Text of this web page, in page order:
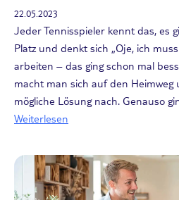
22.05.2023
Jeder Tennisspieler kennt das, es
Platz und denkt sich „Oje, ich
arbeiten – das ging schon mal
macht man sich auf den
mögliche Lösung nach. Genauso
Weiterlesen